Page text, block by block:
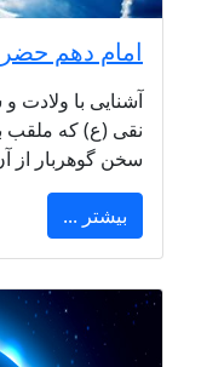
امام دهم
آشنایی با ولادت
نقی (ع) که ملقب
سخن گوهربار
بیشتر ...